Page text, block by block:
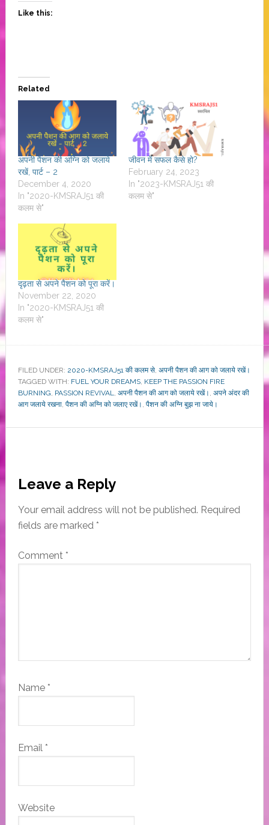
Like this:
Related
अपनी पैशन की अग्नि को जलाये
रखें, पार्ट – 2
December 4, 2020
In "2020-KMSRAJ51 की
कलम से"
जीवन में सफल कैसे हो?
February 24, 2023
In "2023-KMSRAJ51 की
कलम से"
दृढ़ता से अपने पैशन को पूरा करें।
November 22, 2020
In "2020-KMSRAJ51 की
कलम से"
FILED UNDER: 2020-KMSRAJ51 की कलम से, अपनी पैशन की आग को जलाये रखें।
TAGGED WITH: FUEL YOUR DREAMS, KEEP THE PASSION FIRE
BURNING, PASSION REVIVAL, अपनी पैशन की आग को जलाये रखें। , अपने अंदर की
आग जलाये रखना, पैशन की अग्नि को जलाए रखें। , पैशन की अग्नि बुझ ना जाये।
Reader
Interactions
Leave a Reply
Your email address will not be published. Required
fields are marked *
Comment *
Name *
Email *
Website